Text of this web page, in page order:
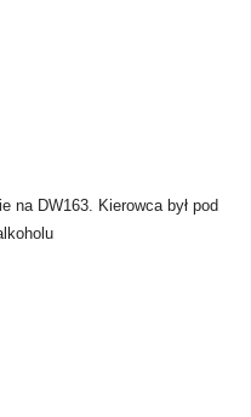
na DW163. Kierowca był pod